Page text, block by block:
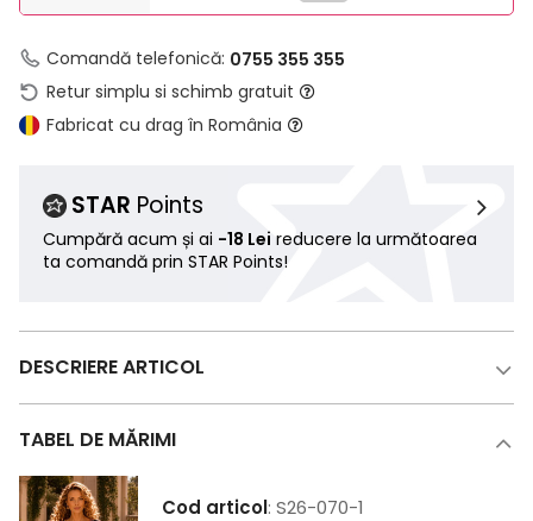
Comandă telefonică: 0755 355 355
Retur simplu si schimb gratuit
Fabricat cu drag în România
STAR Points
Cumpără acum și ai -18 Lei reducere la următoarea
ta comandă prin STAR Points!
DESCRIERE ARTICOL
TABEL DE MĂRIMI
Cod articol: S26-070-1